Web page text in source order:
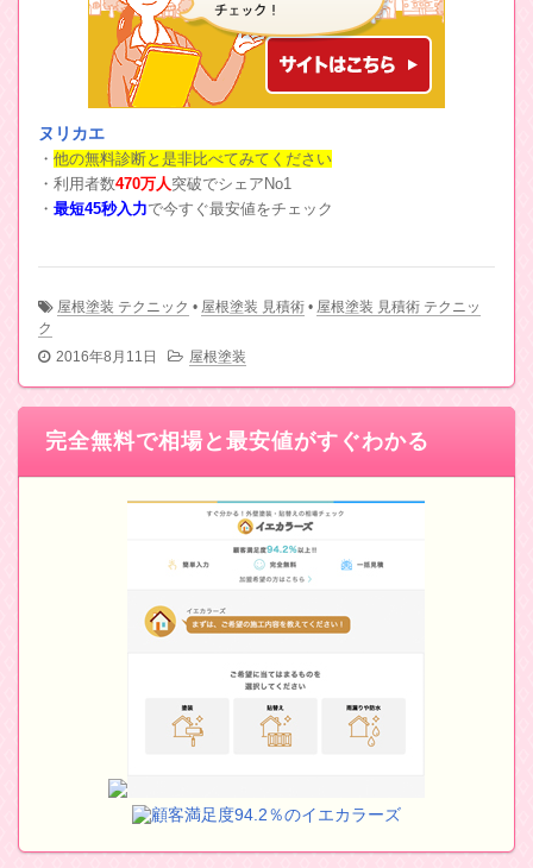
ヌリカエ
・ 他の無料診断と是非比べてみてください
・利用者数470万人突破でシェアNo1
・ 最短45秒入力で今すぐ最安値をチェック
屋根塗装 テクニック • 屋根塗装 見積術 • 屋根塗装 見積術 テクニッ
ク
2016年8月11日
屋根塗装
完全無料で相場と最安値がすぐわかる
顧客満足度94.2％のイエカラーズ